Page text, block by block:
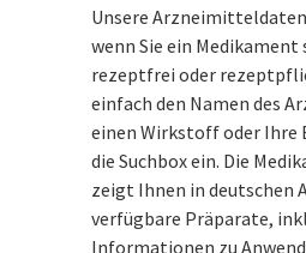
Unsere
wenn Sie ein Medikament
rezeptfrei oder
einfach den Namen des
einen Wirkstoff oder Ihre
die Suchbox ein. Die
zeigt Ihnen in deutschen
verfügbare Präparate,
Informationen zu